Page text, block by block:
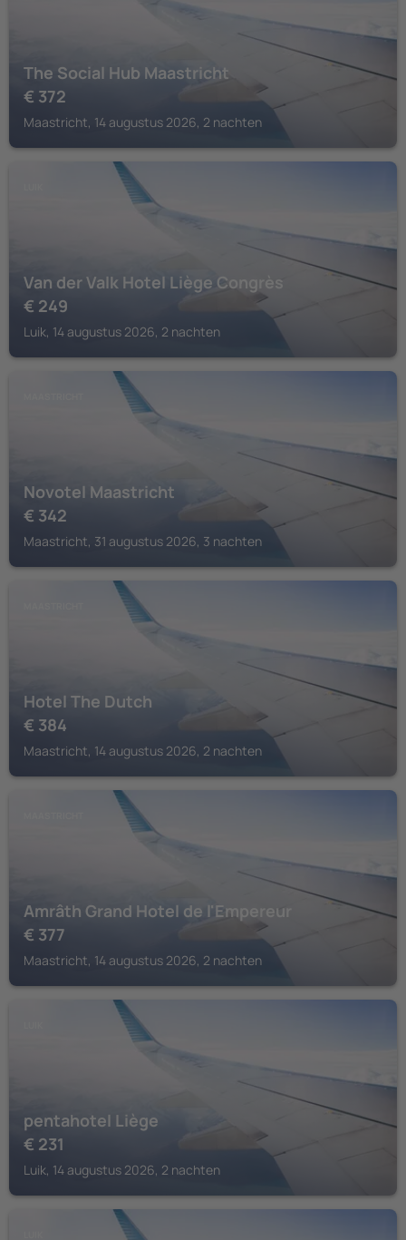
The Social Hub Maastricht
€ 372
Maastricht, 14 augustus 2026, 2 nachten
Van der Valk Hotel Liège Congrès
€ 249
Luik, 14 augustus 2026, 2 nachten
Novotel Maastricht
€ 342
Maastricht, 31 augustus 2026, 3 nachten
Hotel The Dutch
€ 384
Maastricht, 14 augustus 2026, 2 nachten
Amrâth Grand Hotel de l'Empereur
€ 377
Maastricht, 14 augustus 2026, 2 nachten
pentahotel Liège
€ 231
Luik, 14 augustus 2026, 2 nachten